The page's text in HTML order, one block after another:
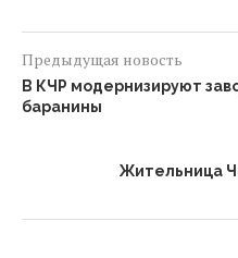
Предыдущая новость
В КЧР модернизируют
баранины
Жительница